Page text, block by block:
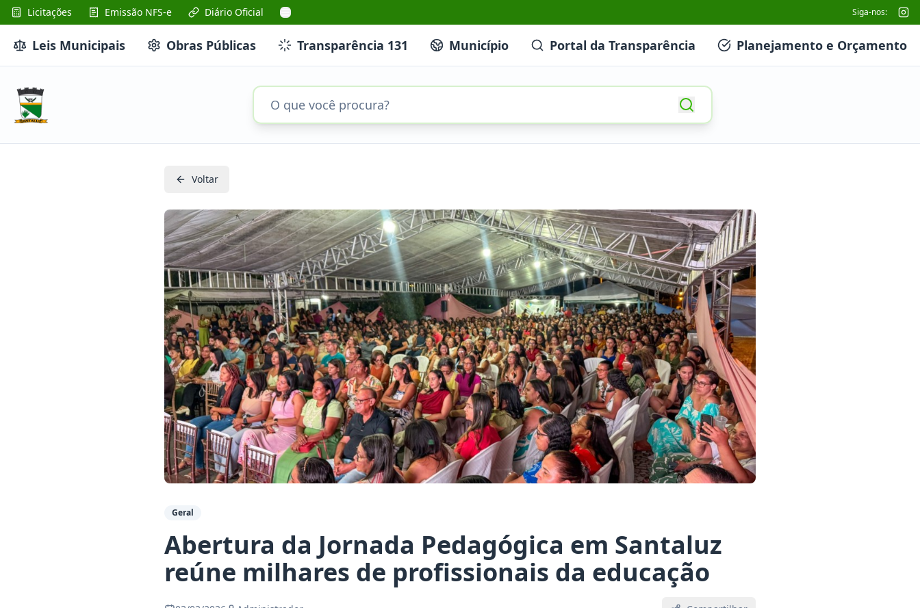
Licitações Emissão NFS-e Diário Oficial Siga-nos:
Leis Municipais Obras Públicas Transparência 131 Município Portal da Transparência Planejamento e Orçamento
Voltar
Geral
Abertura da Jornada Pedagógica em Santaluz
reúne milhares de profissionais da educação